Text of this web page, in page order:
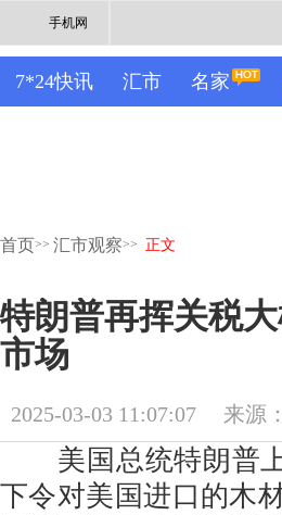
手机网
7*24快讯 汇市 名家
首页>> 汇市观察>> 正文
特朗普再挥关税
市场
2025-03-03 11:07:07 来源
美国总统特朗普上
下令对美国进口的木